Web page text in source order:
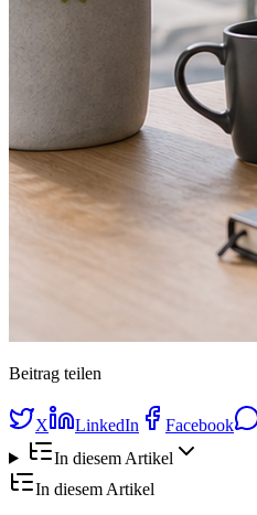
Beitrag teilen
X LinkedIn Facebook
In diesem Artikel
In diesem Artikel